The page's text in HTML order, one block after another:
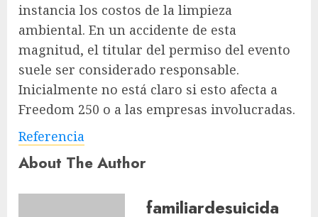
instancia los costos de la limpieza
ambiental. En un accidente de esta
magnitud, el titular del permiso del evento
suele ser considerado responsable.
Inicialmente no está claro si esto afecta a
Freedom 250 o a las empresas involucradas.
Referencia
About The Author
familiardesuicida